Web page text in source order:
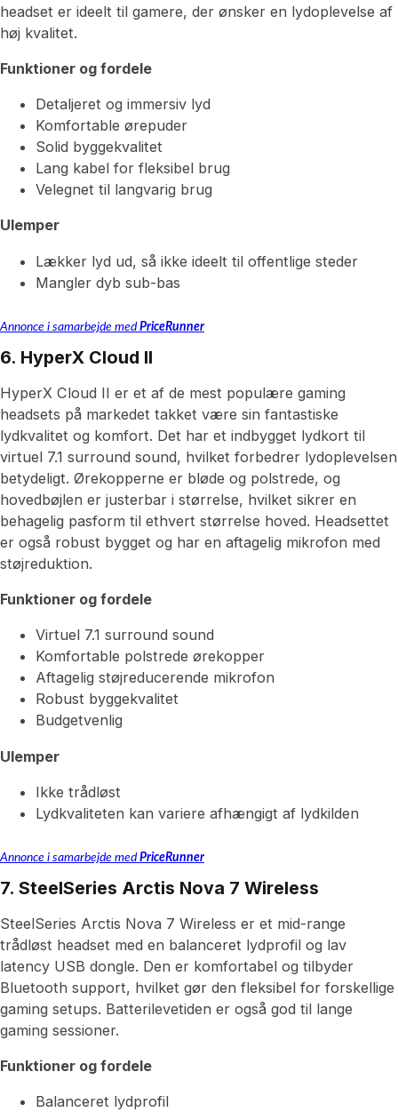
headset er ideelt til gamere, der ønsker en lydoplevelse af
høj kvalitet.
Funktioner og fordele
Detaljeret og immersiv lyd
Komfortable ørepuder
Solid byggekvalitet
Lang kabel for fleksibel brug
Velegnet til langvarig brug
Ulemper
Lækker lyd ud, så ikke ideelt til offentlige steder
Mangler dyb sub-bas
Annonce i samarbejde medPriceRunner
6. HyperX Cloud II
HyperX Cloud II er et af de mest populære gaming
headsets på markedet takket være sin fantastiske
lydkvalitet og komfort. Det har et indbygget lydkort til
virtuel 7.1 surround sound, hvilket forbedrer lydoplevelsen
betydeligt. Ørekopperne er bløde og polstrede, og
hovedbøjlen er justerbar i størrelse, hvilket sikrer en
behagelig pasform til ethvert størrelse hoved. Headsettet
er også robust bygget og har en aftagelig mikrofon med
støjreduktion.
Funktioner og fordele
Virtuel 7.1 surround sound
Komfortable polstrede ørekopper
Aftagelig støjreducerende mikrofon
Robust byggekvalitet
Budgetvenlig
Ulemper
Ikke trådløst
Lydkvaliteten kan variere afhængigt af lydkilden
Annonce i samarbejde medPriceRunner
7. SteelSeries Arctis Nova 7 Wireless
SteelSeries Arctis Nova 7 Wireless er et mid-range
trådløst headset med en balanceret lydprofil og lav
latency USB dongle. Den er komfortabel og tilbyder
Bluetooth support, hvilket gør den fleksibel for forskellige
gaming setups. Batterilevetiden er også god til lange
gaming sessioner.
Funktioner og fordele
Balanceret lydprofil